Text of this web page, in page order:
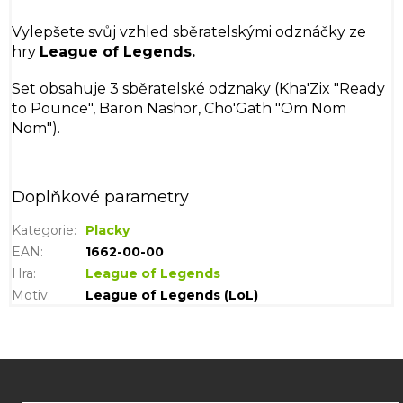
Vylepšete svůj vzhled sběratelskými odznáčky ze
hry League of Legends.
Set obsahuje 3 sběratelské odznaky (Kha'Zix "Ready
to Pounce", Baron Nashor, Cho'Gath "Om Nom
Nom").
Doplňkové parametry
Kategorie:
Placky
EAN:
1662-00-00
Hra:
League of Legends
Motiv: League of Legends (LoL)